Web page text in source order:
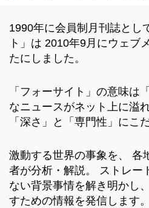
1990年に会員制月刊誌とし
ト」は 2010年9月にウェブ
たにしました。
「フォーサイト」の意味は
なニュースがネット上に溢
「深さ」と「専門性」にこ
激動する世界の事象を、 各
者が分析・解説。 ストレー
ない背景事情を解き明かし
すための情報を発信します。